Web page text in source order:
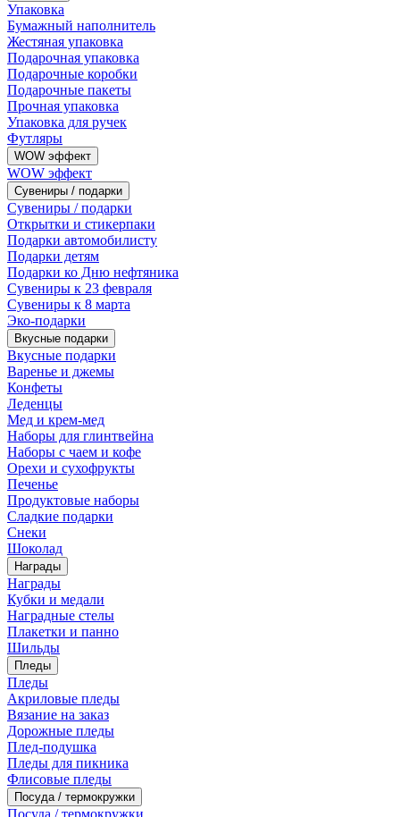
Упаковка
Бумажный наполнитель
Жестяная упаковка
Подарочная упаковка
Подарочные коробки
Подарочные пакеты
Прочная упаковка
Упаковка для ручек
Футляры
WOW эффект
WOW эффект
Сувениры / подарки
Сувениры / подарки
Открытки и стикерпаки
Подарки автомобилисту
Подарки детям
Подарки ко Дню нефтяника
Сувениры к 23 февраля
Сувениры к 8 марта
Эко-подарки
Вкусные подарки
Вкусные подарки
Варенье и джемы
Конфеты
Леденцы
Мед и крем-мед
Наборы для глинтвейна
Наборы с чаем и кофе
Орехи и сухофрукты
Печенье
Продуктовые наборы
Сладкие подарки
Снеки
Шоколад
Награды
Награды
Кубки и медали
Наградные стелы
Плакетки и панно
Шильды
Пледы
Пледы
Акриловые пледы
Вязание на заказ
Дорожные пледы
Плед-подушка
Пледы для пикника
Флисовые пледы
Посуда / термокружки
Посуда / термокружки